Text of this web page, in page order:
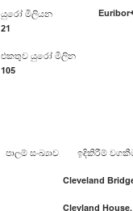
යුරෝ මිලියන
21
එකතුව යුරෝ මිලින
105
පාලම් සංඛ්‍යාව ඉදිකිරීම්
Cleveland
Clevland